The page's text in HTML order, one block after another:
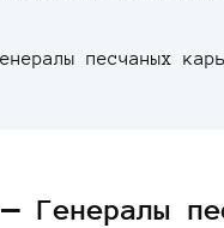
песчаных
Генералы